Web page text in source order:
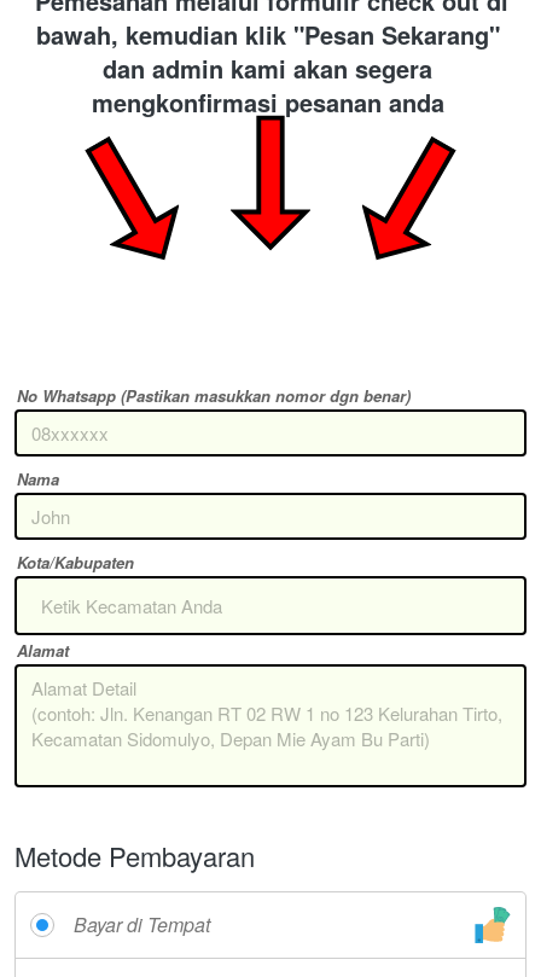
bawah, kemudian klik "Pesan Sekarang"
dan admin kami akan segera
mengkonfirmasi pesanan anda
No Whatsapp (Pastikan masukkan nomor dgn benar)
Nama
Kota/Kabupaten
Ketik Kecamatan Anda
Alamat
Metode Pembayaran
Bayar di Tempat